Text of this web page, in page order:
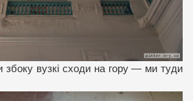
збоку вузкі сходи на гору — ми туди